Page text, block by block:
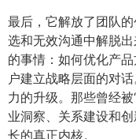
最后，它解放了团队
选和无效沟通中解脱
的事情：如何优化产
户建立战略层面的对
力的升级。那些曾经
业洞察、关系建设和
长的真正内核。